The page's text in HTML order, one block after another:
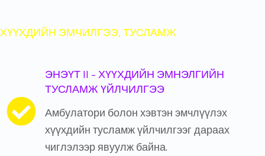
ХҮҮХДИЙН ЭМЧИЛГЭЭ, ТУСЛАМЖ
ЭНЭҮТ II - ХҮҮХДИЙН ЭМНЭЛГИЙН
ТУСЛАМЖ ҮЙЛЧИЛГЭЭ
Амбулатори болон хэвтэн эмчлүүлэх
хүүхдийн тусламж үйлчилгээг дараах
чиглэлээр явуулж байна.